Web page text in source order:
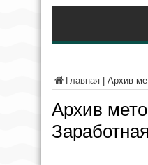
Главная Архив
Архив